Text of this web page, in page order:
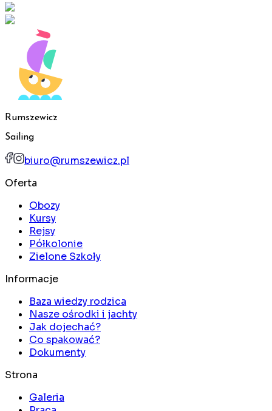
Rumszewicz
Sailing
biuro@rumszewicz.pl
Oferta
Obozy
Kursy
Rejsy
Półkolonie
Zielone Szkoły
Informacje
Baza wiedzy rodzica
Nasze ośrodki i jachty
Jak dojechać?
Co spakować?
Dokumenty
Strona
Galeria